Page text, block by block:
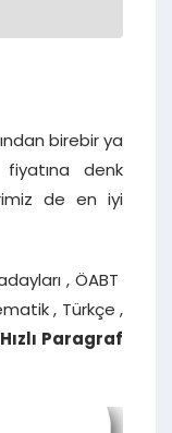
birebir ya
denk
de en iyi
, ÖABT
, Türkçe ,
Hızlı Paragraf